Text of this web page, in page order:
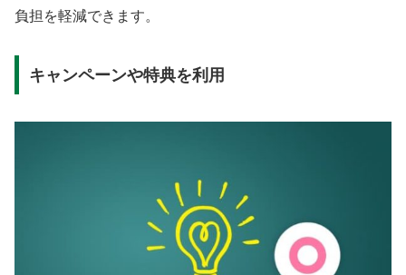
負担を軽減できます。
キャンペーンや特典を利用